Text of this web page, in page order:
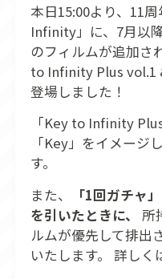
本日15:00より、11
Infinity」に、7月以
のフィルムが追加さ
to Infinity Plus vol.1
登場しました！
「Key to Infinity
「Key」をイメージ
す。
また、
「1回ガチャ
を引いたときに、
所
ルムが優先して排出
いたします。 詳しく